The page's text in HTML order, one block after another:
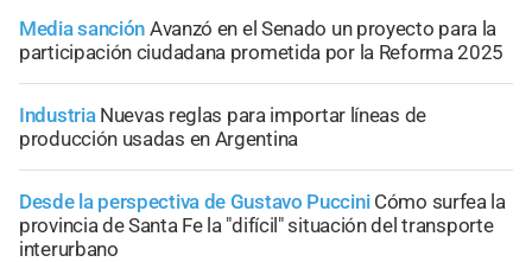
Media sanción Avanzó en el Senado un proyecto para la
participación ciudadana prometida por la Reforma 2025
Industria Nuevas reglas para importar líneas de
producción usadas en Argentina
Desde la perspectiva de Gustavo Puccini Cómo surfea la
provincia de Santa Fe la "difícil" situación del transporte
interurbano